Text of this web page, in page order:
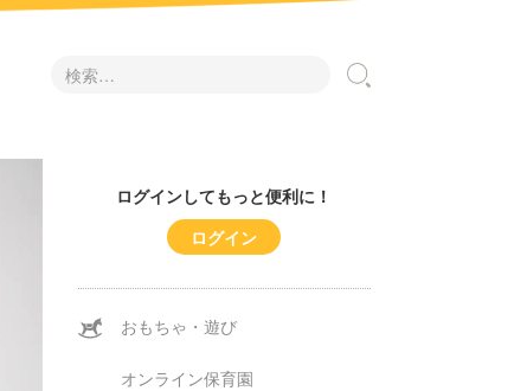
検
ログインしてもっと便利に！
ログイン
おもちゃ・遊び
オンライン保育園